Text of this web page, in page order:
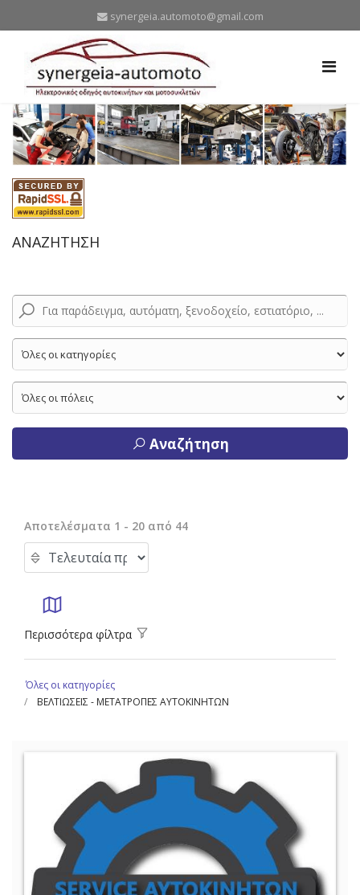
synergeia.automoto@gmail.com
ΑΝΑΖΗΤΗΣΗ
Αναζήτηση
Αποτελέσματα 1 - 20 από 44
Περισσότερα φίλτρα
Όλες οι κατηγορίες
ΒΕΛΤΙΩΣΕΙΣ - ΜΕΤΑΤΡΟΠΕΣ ΑΥΤΟΚΙΝΗΤΩΝ